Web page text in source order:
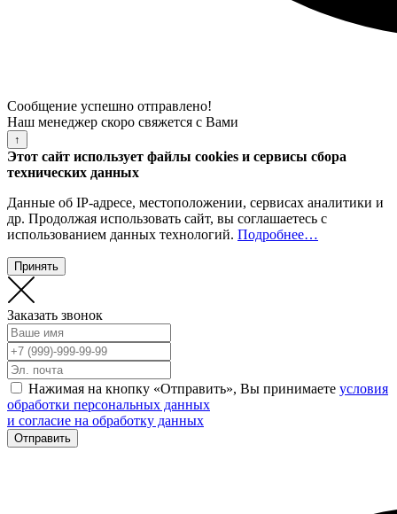
Сообщение успешно отправлено!
Наш менеджер скоро свяжется с Вами
↑
Этот сайт использует файлы cookies и сервисы сбора
технических данных
Данные об IP-адресе, местоположении, сервисах аналитики и
др. Продолжая использовать сайт, вы соглашаетесь с
использованием данных технологий. Подробнее…
Принять
Заказать звонок
Нажимая на кнопку «Отправить», Вы принимаете условия
обработки персональных данных
и согласие на обработку данных